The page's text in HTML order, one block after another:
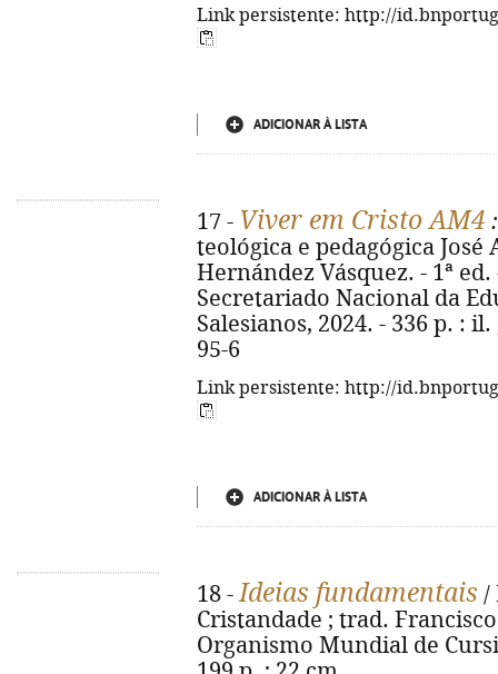
Link persistente: http://
ADICIONAR À LISTA
17 - Viver em Cristo AM4
teológica e pedagógica
Hernández Vásquez. - 1ª
Secretariado Nacional da
Salesianos, 2024. - 336 p. :
95-6
Link persistente: http://
ADICIONAR À LISTA
18 -Ideias fundamentais /
Cristandade ; trad.
Organismo Mundial de